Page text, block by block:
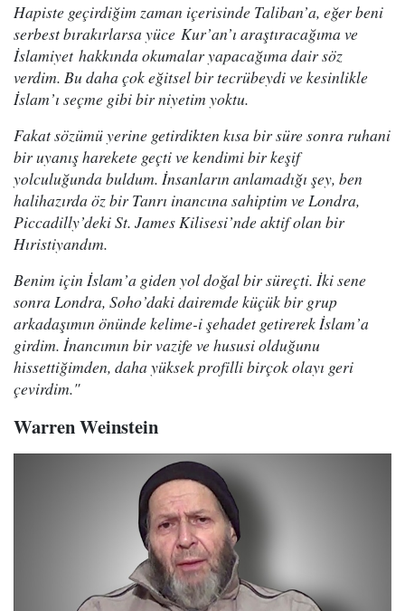
Hapiste geçirdiğim zaman içerisinde Taliban’a, eğer beni
serbest bırakırlarsa yüce Kur’an’ı araştıracağıma ve
İslamiyet hakkında okumalar yapacağıma dair söz
verdim. Bu daha çok eğitsel bir tecrübeydi ve kesinlikle
İslam’ı seçme gibi bir niyetim yoktu.
Fakat sözümü yerine getirdikten kısa bir süre sonra ruhani
bir uyanış harekete geçti ve kendimi bir keşif
yolculuğunda buldum. İnsanların anlamadığı şey, ben
halihazırda öz bir Tanrı inancına sahiptim ve Londra,
Piccadilly’deki St. James Kilisesi’nde aktif olan bir
Hıristiyandım.
Benim için İslam’a giden yol doğal bir süreçti. İki sene
sonra Londra, Soho’daki dairemde küçük bir grup
arkadaşımın önünde kelime-i şehadet getirerek İslam’a
girdim. İnancımın bir vazife ve hususi olduğunu
hissettiğimden, daha yüksek profilli birçok olayı geri
çevirdim."
Warren Weinstein